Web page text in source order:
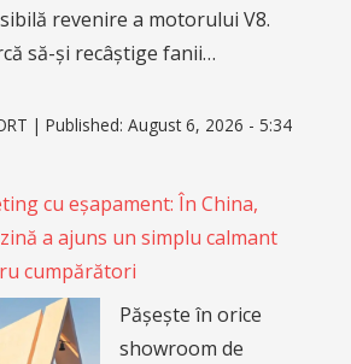
revenire a motorului V8.
să-și recâștige fanii…
| Published: August 6, 2026 - 5:34
cu eșapament: În China,
a ajuns un simplu calmant
cumpărători
Pășește în orice
showroom de